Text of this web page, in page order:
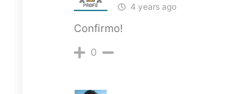
4 years ago
Confirmo!
0